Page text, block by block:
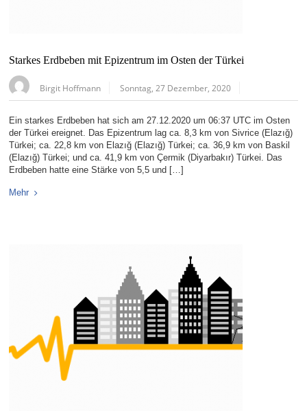
Starkes Erdbeben mit Epizentrum im Osten der Türkei
Birgit Hoffmann Sonntag, 27 Dezember, 2020
Ein starkes Erdbeben hat sich am 27.12.2020 um 06:37 UTC im Osten
der Türkei ereignet. Das Epizentrum lag ca. 8,3 km von Sivrice (Elazığ)
Türkei; ca. 22,8 km von Elazığ (Elazığ) Türkei; ca. 36,9 km von Baskil
(Elazığ) Türkei; und ca. 41,9 km von Çermik (Diyarbakır) Türkei. Das
Erdbeben hatte eine Stärke von 5,5 und […]
Mehr